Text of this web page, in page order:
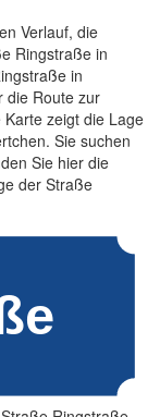
Verlauf, die
Ringstraße in
in
die Route zur
zeigt die Lage
Sie suchen
Sie hier die
der Straße